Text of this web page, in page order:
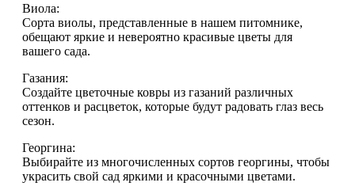
Виола:
Сорта виолы, представленные в нашем питомнике,
обещают яркие и невероятно красивые цветы для
вашего сада.
Газания:
Создайте цветочные ковры из газаний различных
оттенков и расцветок, которые будут радовать глаз весь
сезон.
Георгина:
Выбирайте из многочисленных сортов георгины, чтобы
украсить свой сад яркими и красочными цветами.